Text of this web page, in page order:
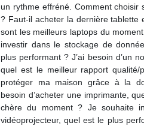
un rythme effréné. Comment choisir
? Faut-il acheter la dernière tablette
sont les meilleurs laptops du
investir dans le stockage de
plus performant ? J’ai besoin d’un
quel est le meilleur rapport qualité/
protéger ma maison grâce à la
besoin d’acheter une imprimante,
chère du moment ? Je souhaite
vidéoprojecteur, quel est le plus